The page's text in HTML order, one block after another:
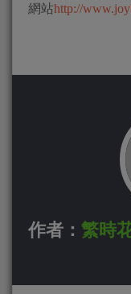
網站http://
作者： 繁時